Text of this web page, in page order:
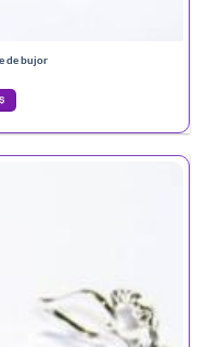
de bujor